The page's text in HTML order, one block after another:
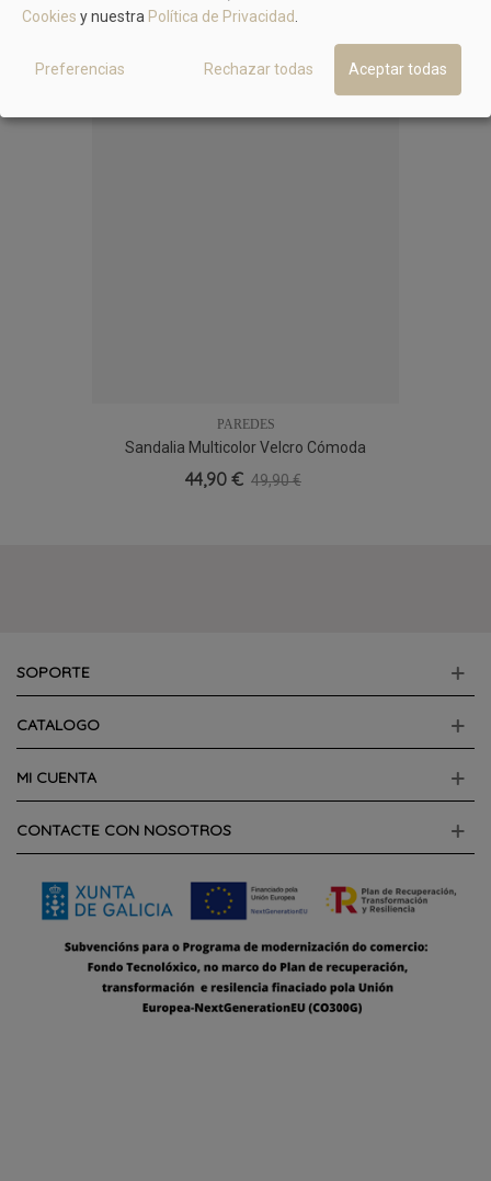
MÁS PRODUCTOS EN EL MISMO COLOR
PAREDES
Sandalia Multicolor Velcro Cómoda
Paredes WP22176
44,90 € 49,90 €
SOPORTE
CATALOGO
MI CUENTA
CONTACTE CON NOSOTROS
Cookies y nuestra Política de Privacidad.
Preferencias Rechazar todas Aceptar todas